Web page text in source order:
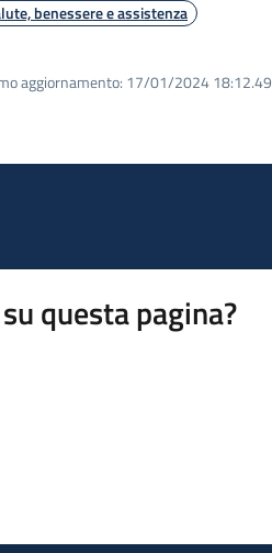
benessere e assistenza
aggiornamento: 17/01/2024 18:12.49
questa pagina?